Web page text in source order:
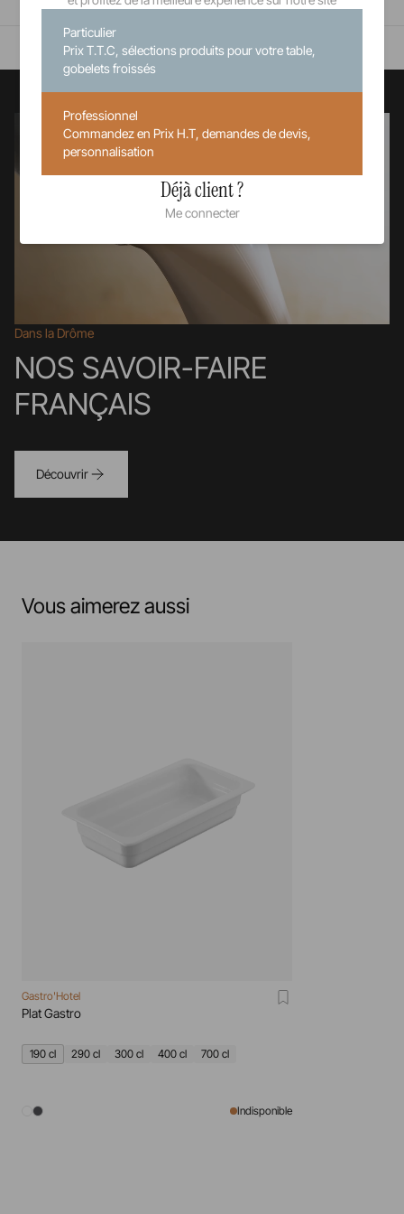
Maintient en T° avec induction régulée (+30°/+90°C)
En savoir plus
Dans la Drôme
NOS SAVOIR-FAIRE
FRANÇAIS
Découvrir
Vous aimerez aussi
Gastro'Hotel
Plat Gastro
190 cl 290 cl 300 cl 400 cl 700 cl
Indisponible
Particulier
Prix T.T.C, sélections produits pour votre table,
gobelets froissés
Professionnel
Commandez en Prix H.T, demandes de devis,
personnalisation
Déjà client ?
Me connecter